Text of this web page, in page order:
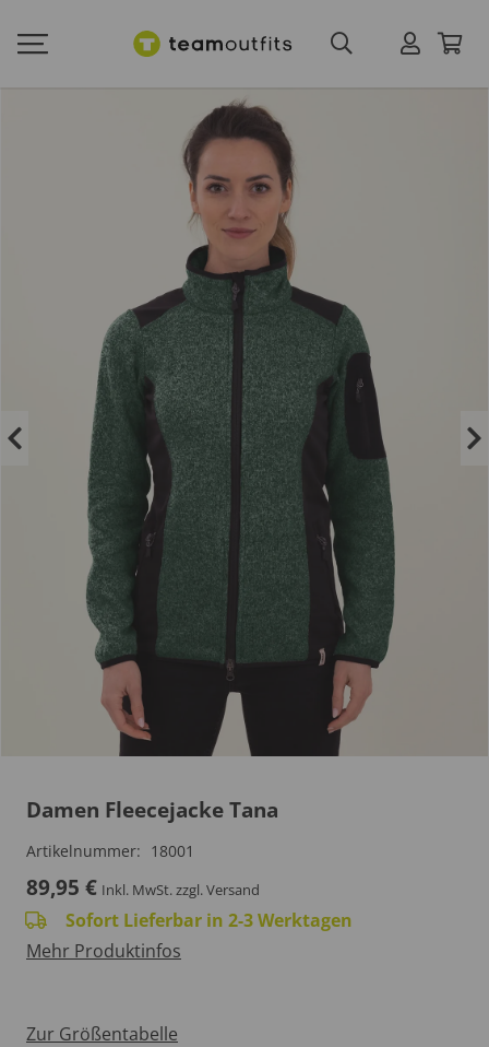
Damen Fleecejacke Tana
Artikelnummer: 18001
89,95 € Inkl. MwSt.zzgl. Versand
Sofort Lieferbar in 2-3 Werktagen
Mehr Produktinfos
Zur Größentabelle